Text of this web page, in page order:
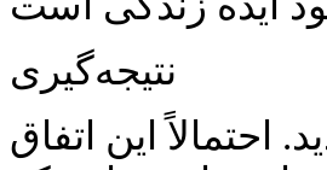
نتیجه‌گیری
احتمالاً این اتفاق